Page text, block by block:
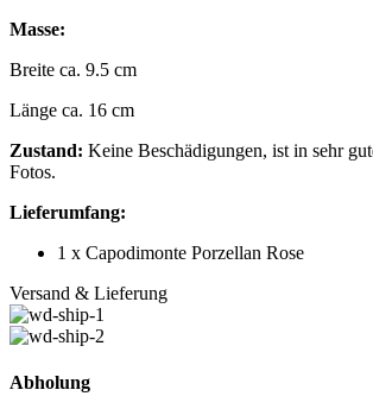
Masse:
Breite ca. 9.5 cm
Länge ca. 16 cm
Zustand: Keine Beschädigungen, ist in sehr
Fotos.
Lieferumfang:
1 x Capodimonte Porzellan Rose
Versand & Lieferung
Abholung